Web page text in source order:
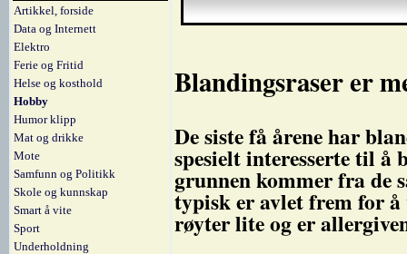
Artikkel, forside
Data og Internett
Elektro
Ferie og Fritid
Helse og kosthold
Hobby
Humor klipp
Mat og drikke
Mote
Samfunn og Politikk
Skole og kunnskap
Smart å vite
Sport
Underholdning
Blandingsraser er
De siste få årene har
spesielt interesserte til
grunnen kommer fra de
typisk er avlet frem for
røyter lite og er